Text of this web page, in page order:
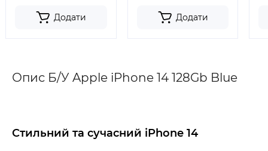
Додати Додати
Опис Б/У Apple iPhone 14 128Gb Blue
Стильний та сучасний iPhone 14